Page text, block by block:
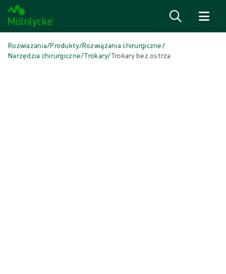
Rozwiazania/Produkty/Rozwiązania chirurgiczne/
Narzędzia chirurgiczne/Trokary/Trokary bez ostrza